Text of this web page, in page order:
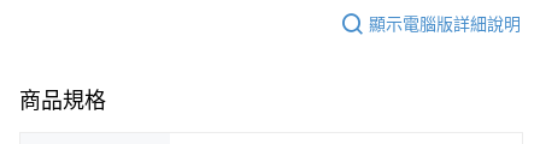
顯示電腦版詳細說明
商品規格